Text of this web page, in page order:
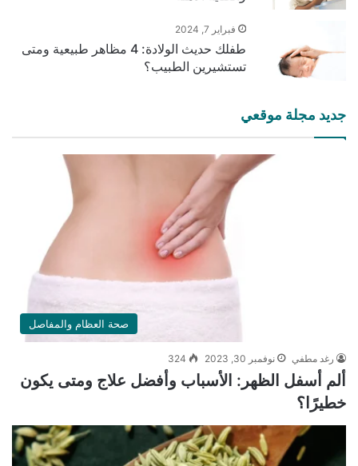
فبراير 7, 2024
طفلك حديث الولادة: 4 مظاهر طبيعية ومتى
تستشيرين الطبيب؟
جديد مجلة موقعي
صحة العظام والمفاصل
رغد مطفي نوفمبر 30, 2023 324
ألم أسفل الظهر: الأسباب وأفضل علاج ومتى يكون
خطيرًا؟